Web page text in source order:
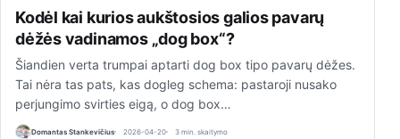
Kodėl kai kurios aukštosios galios pavarų
dėžės vadinamos „dog box“?
Šiandien verta trumpai aptarti dog box tipo pavarų dėžes.
Tai nėra tas pats, kas dogleg schema: pastaroji nusako
perjungimo svirties eigą, o dog box…
Domantas Stankevičius 2026-04-20 3 min. skaitymo